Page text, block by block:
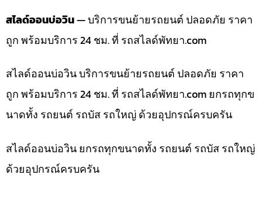
สไลด์ออนบ่อวิน— บริการขนย้ายรถยนต์ ปลอดภัย ราคา
ถูก พร้อมบริการ 24 ชม. ที่ รถสไลด์พัทยา.com
สไลด์ออนบ่อวิน บริการขนย้ายรถยนต์ ปลอดภัย ราคา
ถูก พร้อมบริการ 24 ชม. ที่ รถสไลด์พัทยา.com ยกรถทุกข
นาดทั้ง รถยนต์ รถบัส รถใหญ่ ด้วยอุปกรณ์ครบครัน
สไลด์ออนบ่อวิน ยกรถทุกขนาดทั้ง รถยนต์ รถบัส รถใหญ่
ด้วยอุปกรณ์ครบครัน